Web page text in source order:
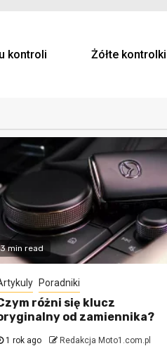
kontroli
Żółte
3 min read
Poradniki
różni się klucz
od zamiennika?
1 rok ago Redakcja Moto1.com.pl